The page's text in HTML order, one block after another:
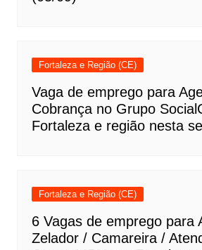
Fortaleza e Região (CE)
Vaga de emprego para
Cobrança no Grupo
Fortaleza e região nesta
Fortaleza e Região (CE)
6 Vagas de emprego para
Zelador / Camareira /